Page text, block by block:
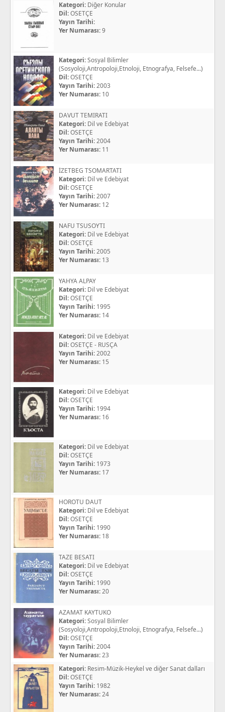
Kategori: Diğer Konular
Dil:OSETÇE
Yayın Tarihi:
Yer Numarası:9
Kategori:Sosyal Bilimler
(Sosyoloji,Antropoloji,Etnoloji, Etnografya, Felsefe...)
Dil:OSETÇE
Yayın Tarihi:2003
Yer Numarası: 10
DAVUT TEMIRATI
Kategori: Dil ve Edebiyat
Dil:OSETÇE
Yayın Tarihi:2004
Yer Numarası: 11
İZETBEG TSOMARTATI
Kategori: Dil ve Edebiyat
Dil:OSETÇE
Yayın Tarihi:2007
Yer Numarası: 12
NAFU TSUSOYTI
Kategori: Dil ve Edebiyat
Dil:OSETÇE
Yayın Tarihi:2005
Yer Numarası: 13
YAHYA ALPAY
Kategori: Dil ve Edebiyat
Dil:OSETÇE
Yayın Tarihi: 1995
Yer Numarası: 14
Kategori: Dil ve Edebiyat
Dil:OSETÇE - RUSÇA
Yayın Tarihi:2002
Yer Numarası: 15
Kategori: Dil ve Edebiyat
Dil:OSETÇE
Yayın Tarihi: 1994
Yer Numarası: 16
Kategori: Dil ve Edebiyat
Dil:OSETÇE
Yayın Tarihi: 1973
Yer Numarası: 17
HOROTU DAUT
Kategori: Dil ve Edebiyat
Dil:OSETÇE
Yayın Tarihi: 1990
Yer Numarası: 18
TAZE BESATI
Kategori: Dil ve Edebiyat
Dil:OSETÇE
Yayın Tarihi: 1990
Yer Numarası:20
AZAMAT KAYTUKO
Kategori:Sosyal Bilimler
(Sosyoloji,Antropoloji,Etnoloji, Etnografya, Felsefe...)
Dil:OSETÇE
Yayın Tarihi:2004
Yer Numarası:23
Kategori: Resim-Müzik-Heykel ve diğer Sanat dalları
Dil:OSETÇE
Yayın Tarihi: 1982
Yer Numarası:24